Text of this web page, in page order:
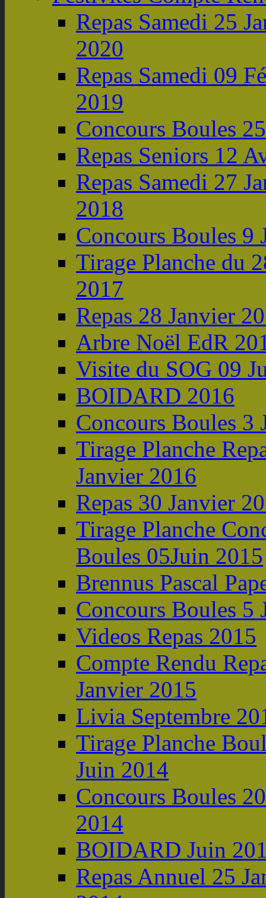
Repas Samedi 25
2020
Repas Samedi 09
2019
Concours Boules
Repas Seniors 12
Repas Samedi 27
2018
Concours Boules 9
Tirage Planche du
2017
Repas 28 Janvier
Arbre Noël EdR
Visite du SOG 09
BOIDARD 2016
Concours Boules 3
Tirage Planche
Janvier 2016
Repas 30 Janvier
Tirage Planche
Boules 05Juin 2015
Brennus Pascal
Concours Boules 5
Videos Repas 2015
Compte Rendu
Janvier 2015
Livia Septembre
Tirage Planche
Juin 2014
Concours Boules
2014
BOIDARD Juin
Repas Annuel 25